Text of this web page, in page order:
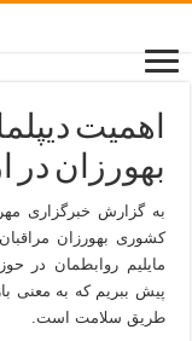
اهمیت
بهورزان در
به گزارش خبرگزاری
کشوری بهورزان
مایلیم روابطمان در
پیش ببریم که به معنی
طریق سلامت است.